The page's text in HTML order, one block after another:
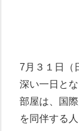
7月３１日（
深い一日と
部屋は、国
を同伴する